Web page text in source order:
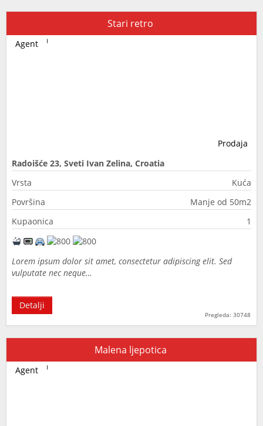
Stari retro
Prodaja
Agent
Radoišće 23, Sveti Ivan Zelina, Croatia
Vrsta
Kuća
Površina
Manje od 50m2
Kupaonica
1
Lorem ipsum dolor sit amet, consectetur adipiscing elit. Sed
vulputate nec neque…
Pregleda: 30748
Detalji
Malena ljepotica
Agent